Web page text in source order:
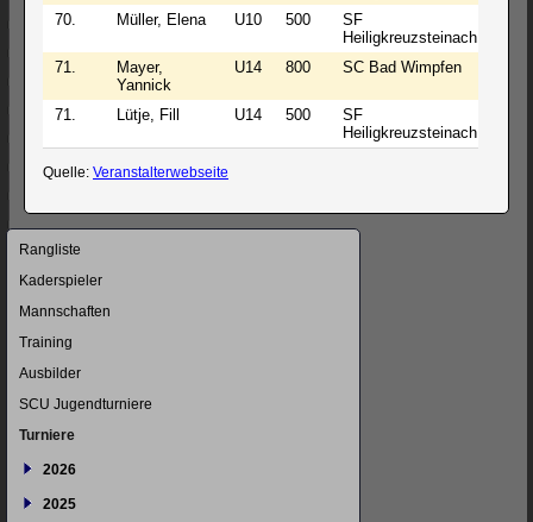
70. Müller, Elena U10 500
SF
Heiligkreuzsteinach
71.
Mayer,
Yannick
U14 800 SC Bad Wimpfen
71. Lütje, Fill U14 500
SF
Heiligkreuzsteinach
Quelle: Veranstalterwebseite
Navigation
Rangliste
Kaderspieler
Mannschaften
Training
Ausbilder
SCU Jugendturniere
Turniere
2026
2025